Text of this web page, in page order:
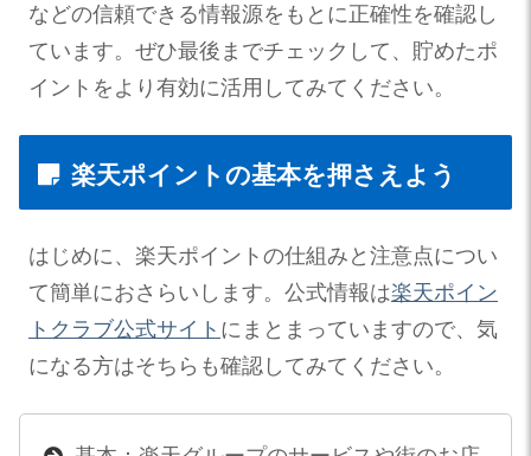
などの信頼できる情報源をもとに正確性を確認し
ています。ぜひ最後までチェックして、貯めたポ
イントをより有効に活用してみてください。
楽天ポイントの基本を押さえよう
はじめに、楽天ポイントの仕組みと注意点につい
て簡単におさらいします。公式情報は楽天ポイン
トクラブ公式サイト にまとまっていますので、気
になる方はそちらも確認してみてください。